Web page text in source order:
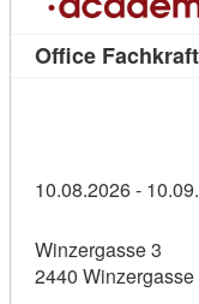
Office Fachkraft
10.08.2026 -
Winzergasse 3
2440 Winzergasse